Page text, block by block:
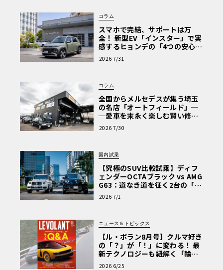
コラム
スマホで完結、サポートは万
全！ 新型EV「インスター」で実
感するヒョンデの「4つの安心」
【第1回・ヒョンデ6つの疑問：
Why? Hyundai?】〈PR〉
2026 7/31
コラム
全国からメルセデスが集う埼玉
の名店「オートフィールド」─
─愛車を末永く楽しむ賢い修理
術と、プロがフックス製オイル
を選ぶ理由〈PR〉
2026 7/30
国内試乗
【究極のSUV比較試乗】ディフ
ェンダーOCTAブラック vs AMG
G63：道なき道を征く2台の「対
極的アプローチ」
2026 7/1
ニュース＆トピックス
【ル・ボラン8月号】クルマ好き
の「？」が「！」に変わる！ 最
新テクノロジーも紐解く「輸入
車Q&A」
2026 6/25